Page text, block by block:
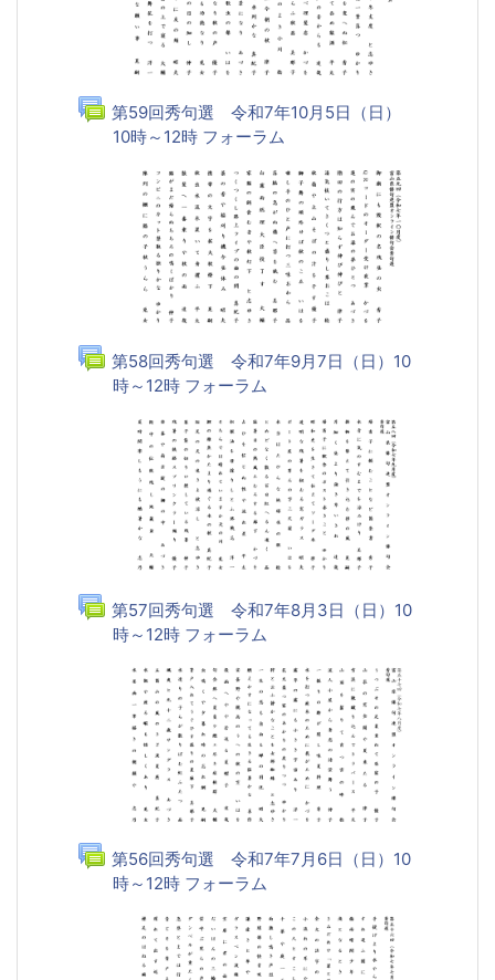
第59回秀句選 令和7年10月5日（日）
10時～12時 フォーラム
第58回秀句選 令和7年9月7日（日）10
時～12時 フォーラム
第57回秀句選 令和7年8月3日（日）10
時～12時 フォーラム
第56回秀句選 令和7年7月6日（日）10
時～12時 フォーラム